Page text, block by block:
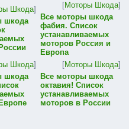
Шкода]
шкода
[Моторы Шкода]
Все моторы шкода
фабия. Список
устанавливаемых
моторов Россия и
Европа
Шкода]
шкода
[Моторы Шкода]
Все моторы шкода
октавия! Список
устанавливаемых
моторов в России